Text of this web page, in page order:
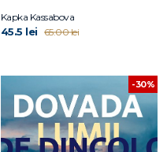
Kapka Kassabova
45.5 lei 65.00 lei
-30%